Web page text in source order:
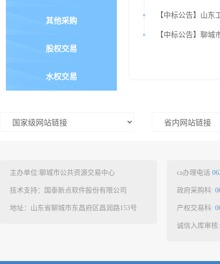
其他采购
股权交易
水权交易
【中标公告】山
【中标公告】聊
主办单位:聊城市公共资源交易中心
技术支持：国泰新点软件股份有限公司
地址：山东省聊城市东昌府区昌润路153号
ca办理电话
政府采购科:
产权交易科:
诚信入库审